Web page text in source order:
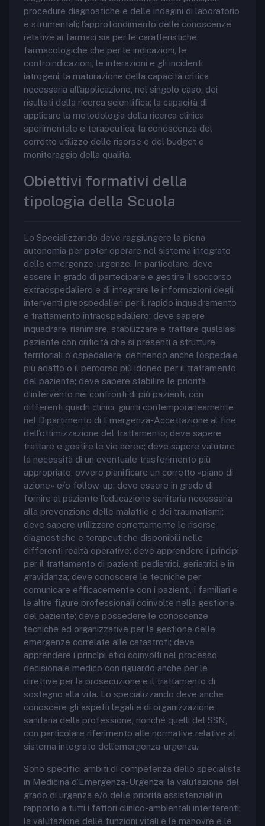
procedure diagnostiche e delle indagini di laboratorio
e strumentali; l’approfondimento delle conoscenze
relative ai farmaci sia per le caratteristiche
farmacologiche che per le indicazioni, le
controindicazioni, le interazioni e gli incidenti
iatrogeni; la maturazione della capacità critica
necessaria all’applicazione, nel singolo caso, dei
risultati della ricerca scientifica; la capacità di
applicare la metodologia della ricerca clinica
sperimentale e terapeutica; la conoscenza del
corretto utilizzo delle risorse e del budget e
monitoraggio della qualità.
Obiettivi formativi della
tipologia della Scuola
Lo Specializzando deve raggiungere la piena
autonomia per poter operare nel sistema integrato
delle emergenze-urgenze. In particolare: deve
essere in grado di partecipare e gestire il soccorso
extraospedaliero e di integrare le informazioni degli
interventi preospedalieri per il rapido inquadramento
e trattamento intraospedaliero; deve sapere
inquadrare, rianimare, stabilizzare e trattare qualsiasi
paziente con criticità che si presenti a strutture
territoriali o ospedaliere, definendo anche l’ospedale
più adatto o il percorso più idoneo per il trattamento
del paziente; deve sapere stabilire le priorità
d’intervento nei confronti di più pazienti, con
differenti quadri clinici, giunti contemporaneamente
nel Dipartimento di Emergenza-Accettazione al fine
dell’ottimizzazione del trattamento; deve sapere
trattare e gestire le vie aeree; deve sapere valutare
la necessità di un eventuale trasferimento più
appropriato, ovvero pianificare un corretto «piano di
azione» e/o follow-up; deve essere in grado di
fornire al paziente l’educazione sanitaria necessaria
alla prevenzione delle malattie e dei traumatismi;
deve sapere utilizzare correttamente le risorse
diagnostiche e terapeutiche disponibili nelle
differenti realtà operative; deve apprendere i princìpi
per il trattamento di pazienti pediatrici, geriatrici e in
gravidanza; deve conoscere le tecniche per
comunicare efficacemente con i pazienti, i familiari e
le altre figure professionali coinvolte nella gestione
del paziente; deve possedere le conoscenze
tecniche ed organizzative per la gestione delle
emergenze correlate alle catastrofi; deve
apprendere i princìpi etici coinvolti nel processo
decisionale medico con riguardo anche per le
direttive per la prosecuzione e il trattamento di
sostegno alla vita. Lo specializzando deve anche
conoscere gli aspetti legali e di organizzazione
sanitaria della professione, nonché quelli del SSN,
con particolare riferimento alle normative relative al
sistema integrato dell’emergenza-urgenza.
Sono specifici ambiti di competenza dello specialista
in Medicina d’Emergenza-Urgenza: la valutazione del
grado di urgenza e/o delle priorità assistenziali in
rapporto a tutti i fattori clinico-ambientali interferenti;
la valutazione delle funzioni vitali e le manovre e le